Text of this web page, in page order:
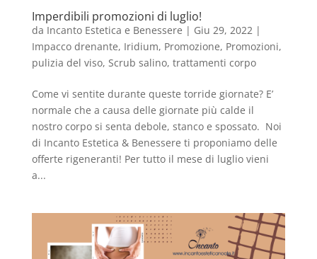
Imperdibili promozioni di luglio!
da Incanto Estetica e Benessere | Giu 29, 2022 |
Impacco drenante, Iridium, Promozione, Promozioni,
pulizia del viso, Scrub salino, trattamenti corpo
Come vi sentite durante queste torride giornate? E’
normale che a causa delle giornate più calde il
nostro corpo si senta debole, stanco e spossato. Noi
di Incanto Estetica & Benessere ti proponiamo delle
offerte rigeneranti! Per tutto il mese di luglio vieni
a...